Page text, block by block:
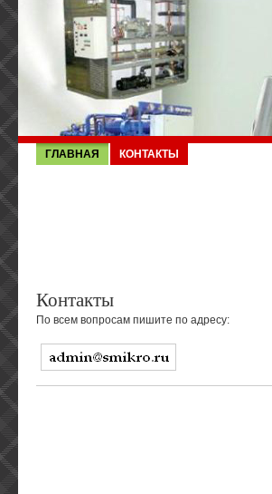
ГЛАВНАЯ КОНТАКТЫ
Контакты
По всем вопросам пишите по адресу: